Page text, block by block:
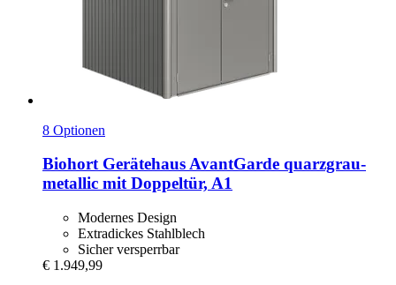
8 Optionen
BiohortGerätehaus AvantGarde quarzgrau-​
metallic mit Doppeltür, A1
Modernes Design
Extradickes Stahlblech
Sicher versperrbar
€ 1.949,99